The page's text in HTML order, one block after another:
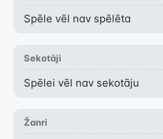
Spēle vēl nav spēlēta
Sekotāji
Spēlei vēl nav sekotāju
Žanri